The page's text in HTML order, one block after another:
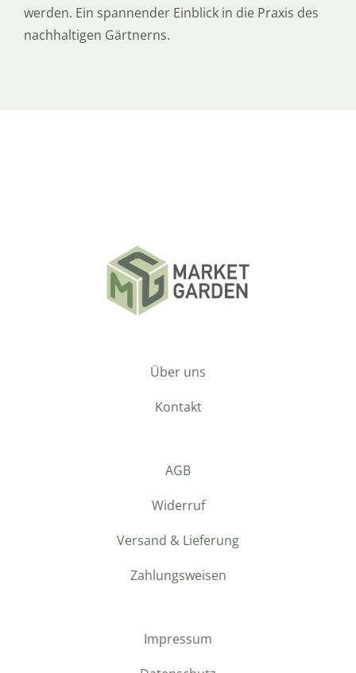
werden. Ein spannender Einblick in die Praxis des
nachhaltigen Gärtnerns.
Über uns
Kontakt
AGB
Widerruf
Versand & Lieferung
Zahlungsweisen
Impressum